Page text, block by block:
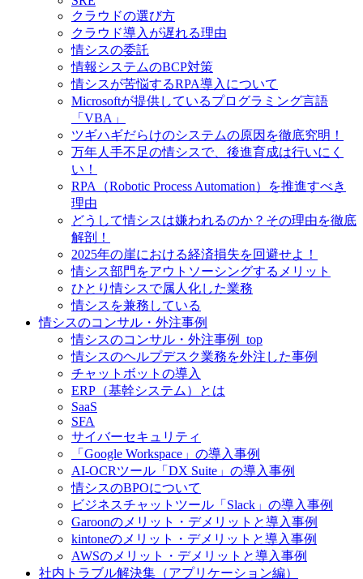
クラウドの選び方
クラウド導入が遅れる理由
情シスの委託
情報システムのBCP対策
情シスが苦悩するRPA導入について
Microsoftが提供しているプログラミング言語
「VBA」
ツギハギだらけのシステムの原因を徹底究明！
万年人手不足の情シスで、後進育成は行いにく
い！
RPA（Robotic Process Automation）を推進すべき
理由
どうして情シスは嫌われるのか？その理由を徹底
解剖！
2025年の崖における経済損失を回避せよ！
情シス部門をアウトソーシングするメリット
ひとり情シスで属人化した業務
情シスを兼務している
情シスのコンサル・外注事例
情シスのコンサル・外注事例_top
情シスのヘルプデスク業務を外注した事例
チャットボットの導入
ERP（基幹システム）とは
SaaS
SFA
サイバーセキュリティ
「Google Workspace」の導入事例
AI-OCRツール「DX Suite」の導入事例
情シスのBPOについて
ビジネスチャットツール「Slack」の導入事例
Garoonのメリット・デメリットと導入事例
kintoneのメリット・デメリットと導入事例
AWSのメリット・デメリットと導入事例
社内トラブル解決集（アプリケーション編）